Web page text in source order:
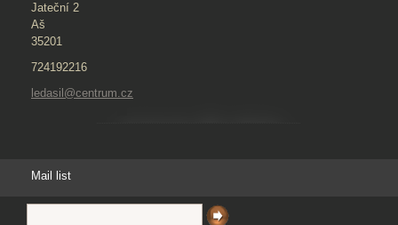
Jateční 2
Aš
35201
724192216
ledasil@centrum.cz
Mail list